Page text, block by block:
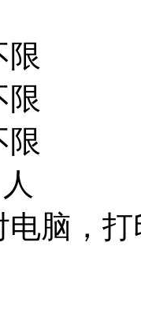
限
限
限
电脑，